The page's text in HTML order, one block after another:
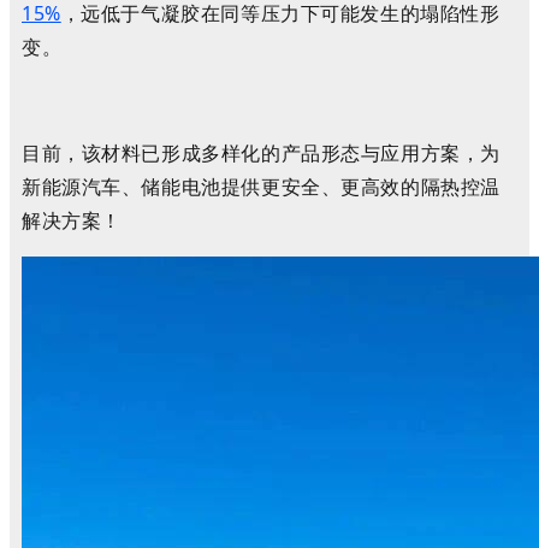
15% ，远低于气凝胶在同等压力下可能发生的塌陷性形
变。
目前，该材料已形成多样化的产品形态与应用方案，为
新能源汽车、储能电池提供更安全、更高效的隔热控温
解决方案！